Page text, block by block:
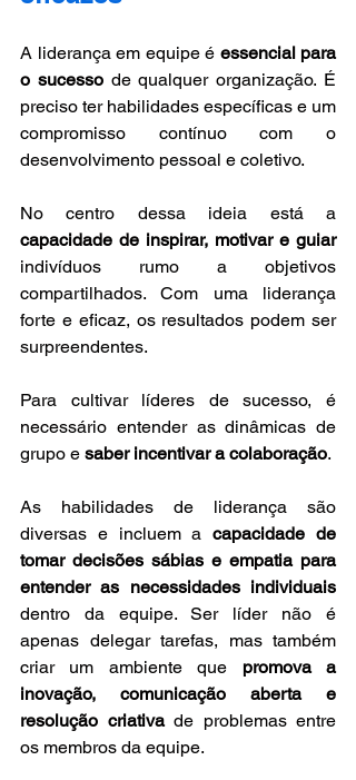
A liderança em equipe é essencial para
o sucesso de qualquer organização. É
preciso ter habilidades específicas e um
compromisso contínuo com o
desenvolvimento pessoal e coletivo.
capacidade de inspirar, motivar e guiar
indivíduos rumo a objetivos
compartilhados. Com uma liderança
forte e eficaz, os resultados podem ser
surpreendentes.
Para cultivar líderes de sucesso, é
necessário entender as dinâmicas de
grupo e saber incentivar a colaboração.
As habilidades de liderança são
diversas e incluem a capacidade de
tomar decisões sábias e empatia para
entender as necessidades individuais
dentro da equipe. Ser líder não é
apenas delegar tarefas, mas também
criar um ambiente que promova a
inovação, comunicação aberta e
resolução criativa de problemas entre
os membros da equipe.